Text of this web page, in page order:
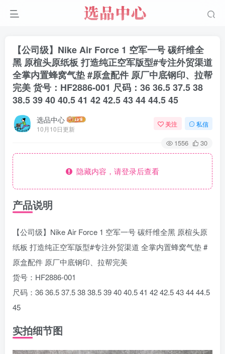
【公司级】Nike Air Force 1 空军一号 碳纤维全
黑 原楦头原纸板 打造纯正空军版型#专注外贸渠道
全掌内置蜂窝气垫 #原盒配件 原厂中底钢印、拉帮
完美 货号：HF2886-001 尺码：36 36.5 37.5 38
38.5 39 40 40.5 41 42 42.5 43 44 44.5 45
选品中心
10月10日更新
关注 私信
1556 30
隐藏内容，请登录后查看
产品说明
【公司级】Nike Air Force 1 空军一号 碳纤维全黑 原楦头原
纸板 打造纯正空军版型#专注外贸渠道 全掌内置蜂窝气垫 #
原盒配件 原厂中底钢印、拉帮完美
货号：HF2886-001
尺码：36 36.5 37.5 38 38.5 39 40 40.5 41 42 42.5 43 44 44.5
45
实拍细节图